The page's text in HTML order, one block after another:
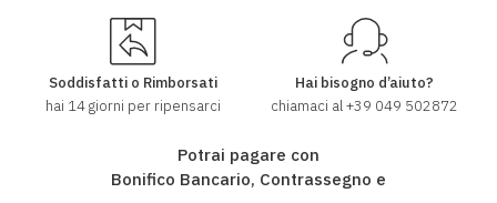
Soddisfatti o Rimborsati
hai 14 giorni per ripensarci
Hai bisogno d’aiuto?
chiamaci al+39 049 502872
Potrai pagare con
Bonifico Bancario, Contrassegno e